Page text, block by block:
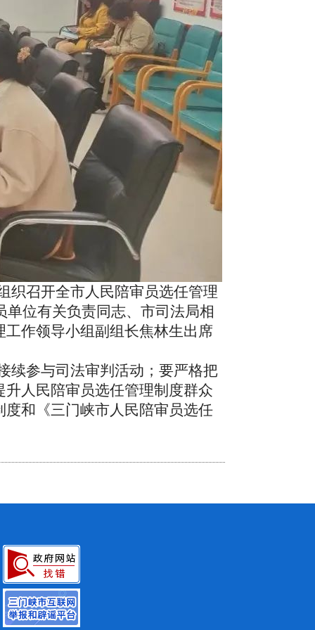
织召开全市人民陪审员选任管理
位有关负责同志、市司法局相
作领导小组副组长焦林生出席
续参与司法审判活动；要严格把
人民陪审员选任管理制度群众
和《三门峡市人民陪审员选任